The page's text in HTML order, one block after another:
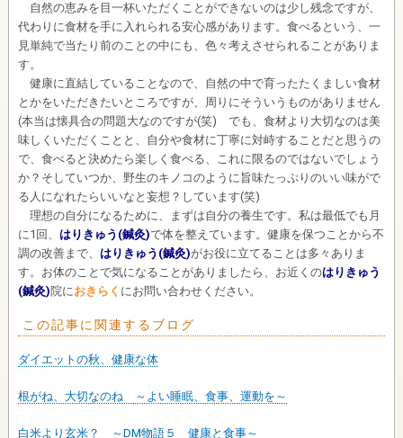
自然の恵みを目一杯いただくことができないのは少し残念ですが、
代わりに食材を手に入れられる安心感があります。食べるという、一
見単純で当たり前のことの中にも、色々考えさせられることがありま
す。
健康に直結していることなので、自然の中で育ったたくましい食材
とかをいただきたいところですが、周りにそういうものがありません
(本当は懐具合の問題大なのですが(笑) でも、食材より大切なのは美
味しくいただくことと、自分や食材に丁寧に対峙することだと思うの
で、食べると決めたら楽しく食べる、これに限るのではないでしょう
か？そしていつか、野生のキノコのように旨味たっぷりのいい味がで
る人になれたらいいなと妄想？しています(笑)
理想の自分になるために、まずは自分の養生です。私は最低でも月
に1回、 はりきゅう(鍼灸)で体を整えています。健康を保つことから不
調の改善まで、 はりきゅう(鍼灸)がお役に立てることは多々ありま
す。お体のことで気になることがありましたら、お近くのはりきゅう
(鍼灸)院におきらく にお問い合わせください。
この記事に関連するブログ
ダイエットの秋、健康な体
根がね、大切なのね ～よい睡眠、食事、運動を～
白米より玄米？ ～DM物語５ 健康と食事～